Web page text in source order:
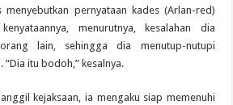
menyebutkan pernyataan kades (Arlan-red)
menurutnya, kesalahan dia
lain, sehingga dia menutup-nutupi
“Dia itu bodoh,” kesalnya.
kejaksaan, ia mengaku siap memenuhi